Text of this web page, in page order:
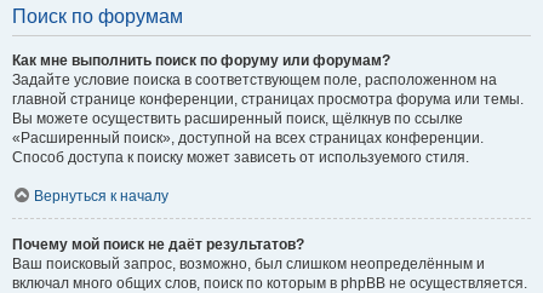
Поиск по форумам
Как мне выполнить поиск по форуму или форумам?
Задайте условие поиска в соответствующем поле, расположенном на
главной странице конференции, страницах просмотра форума или темы.
Вы можете осуществить расширенный поиск, щёлкнув по ссылке
«Расширенный поиск», доступной на всех страницах конференции.
Способ доступа к поиску может зависеть от используемого стиля.
Вернуться к началу
Почему мой поиск не даёт результатов?
Ваш поисковый запрос, возможно, был слишком неопределённым и
включал много общих слов, поиск по которым в phpBB не осуществляется.